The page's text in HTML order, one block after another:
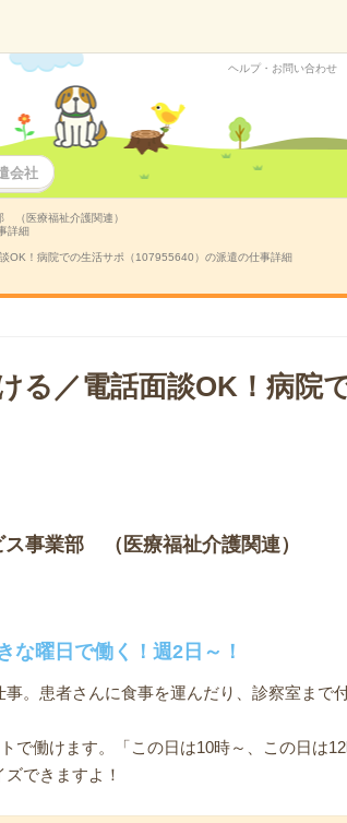
ヘルプ・お問い合わせ
会社
（医療福祉介護関連）
詳細
OK！病院での生活サポ（107955640）の派遣の仕事詳細
る／電話面談OK！病院
事業部 （医療福祉介護関連）
な曜日で働く！週2日～！
。患者さんに食事を運んだり、診察室まで
で働けます。「この日は10時～、この日は
できますよ！